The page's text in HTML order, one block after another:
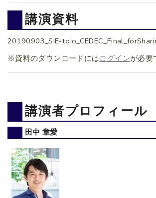
講演資料
20190903_SIE-
※資料のダウンロードには ログインが必要
講演者プロフィール
田中 章愛